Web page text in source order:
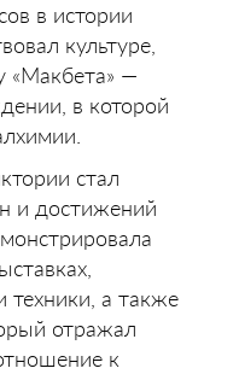
в истории
культуре,
«Макбета» —
в которой
стал
и достижений
техники, а также
отражал
к